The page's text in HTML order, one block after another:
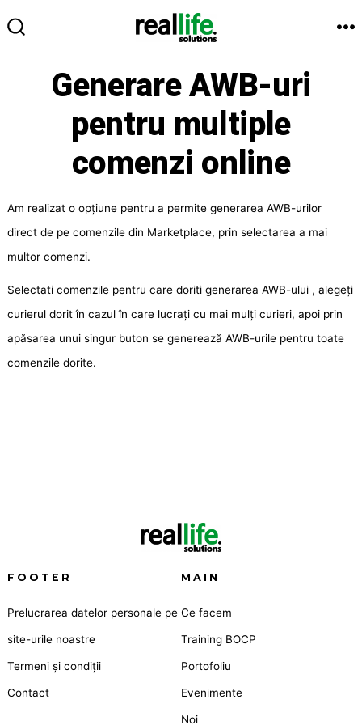
la
Generare AWB-uri
pentru multiple
comenzi online
Am realizat o opțiune pentru a permite generarea AWB-urilor
direct de pe comenzile din Marketplace, prin selectarea a mai
multor comenzi.
Selectati comenzile pentru care doriti generarea AWB-ului , alegeți
curierul dorit în cazul în care lucrați cu mai mulți curieri, apoi prin
apăsarea unui singur buton se generează AWB-urile pentru toate
comenzile dorite.
FOOTER
Prelucrarea datelor personale pe
site-urile noastre
Termeni și condiții
Contact
MAIN
Ce facem
Training BOCP
Portofoliu
Evenimente
Noi